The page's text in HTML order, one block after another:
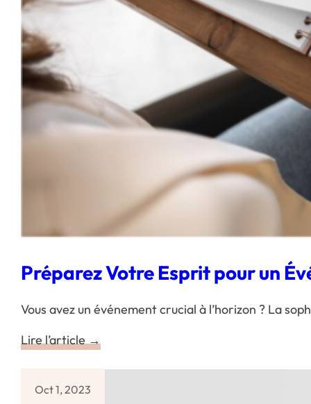
Préparez Votre Esprit pour un
Vous avez un événement crucial à l’horizon ? La
Lire l’article →
Oct 1, 2023